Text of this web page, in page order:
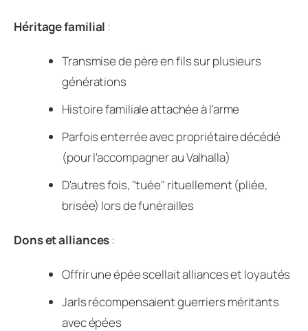
Héritage familial :
Transmise de père en fils sur plusieurs
générations
Histoire familiale attachée à l'arme
Parfois enterrée avec propriétaire décédé
(pour l'accompagner au Valhalla)
D'autres fois, "tuée" rituellement (pliée,
brisée) lors de funérailles
Dons et alliances:
Offrir une épée scellait alliances et loyautés
Jarls récompensaient guerriers méritants
avec épées